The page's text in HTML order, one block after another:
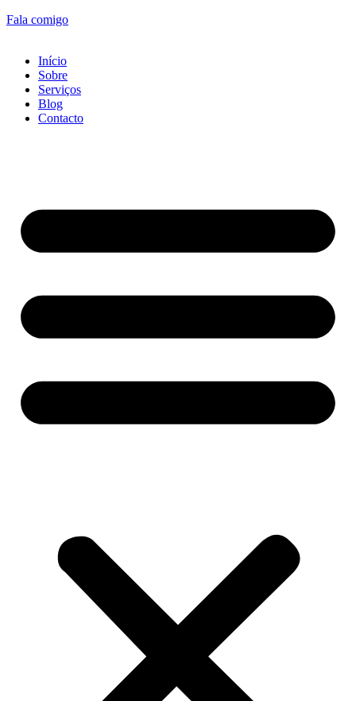
Fala comigo
Início
Sobre
Serviços
Blog
Contacto